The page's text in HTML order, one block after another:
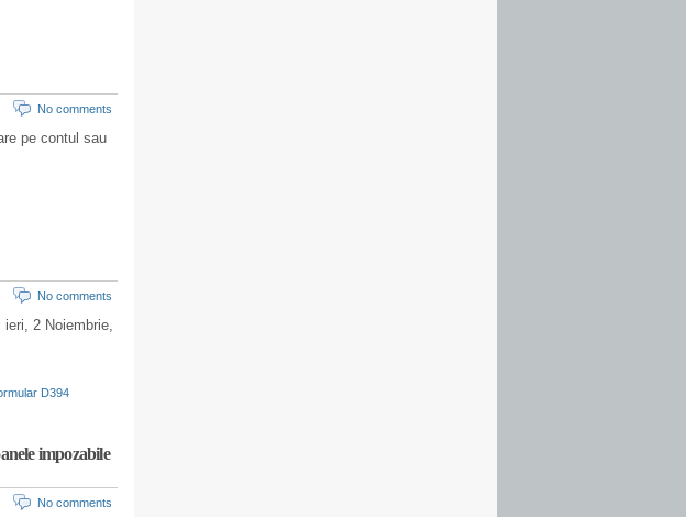
No comments
pe contul sau
No comments
2 Noiembrie,
D394
impozabile
No comments